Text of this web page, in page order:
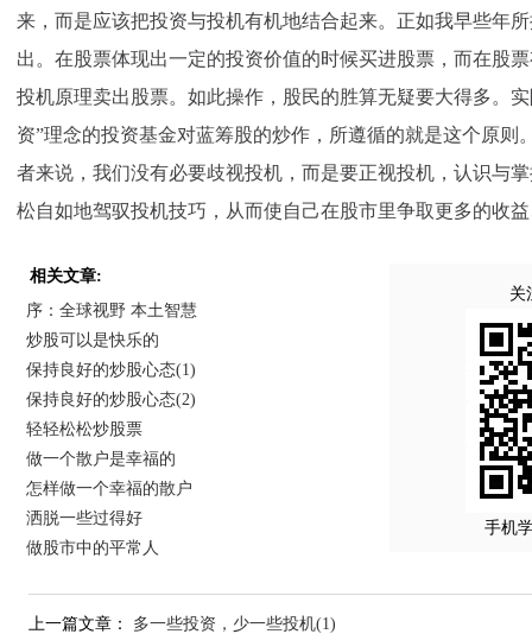
来，而是应该把投资与投机有机地结合起来。正如我早些年
出。在股票体现出一定的投资价值的时候买进股票，而在股
投机原理卖出股票。如此操作，股民的胜算无疑要大得多。
资”理念的投资基金对蓝筹股的炒作，所遵循的就是这个原则
者来说，我们没有必要歧视投机，而是要正视投机，认识与
松自如地驾驭投机技巧，从而使自己在股市里争取更多的收
相关文章:
序：全球视野 本土智慧
炒股可以是快乐的
保持良好的炒股心态(1)
保持良好的炒股心态(2)
轻轻松松炒股票
做一个散户是幸福的
怎样做一个幸福的散户
洒脱一些过得好
做股市中的平常人
关
手机
上一篇文章： 多一些投资，少一些投机(1)